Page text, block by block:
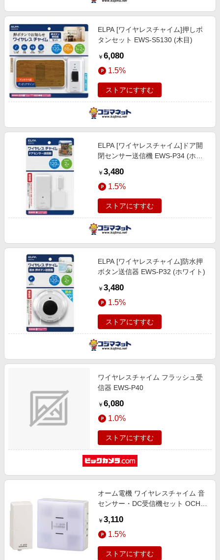
ELPA [ワイヤレスチャイム]押しボ
タンセット EWS-S5130 (木目)
￥ 6,080
1.5%
ストアにすすむ
ELPA [ワイヤレスチャイム]ドア開
閉センサー送信機 EWS-P34 (ホワ
￥ 3,480
1.5%
ストアにすすむ
ELPA [ワイヤレスチャイム]防水押
ボタン送信器 EWS-P32 (ホワイト)
￥ 3,480
1.5%
ストアにすすむ
ワイヤレスチャイム フラッシュ受
信器 EWS-P40
￥ 6,080
1.0%
ストアにすすむ
オーム電機 ワイヤレスチャイム 音
センサー・DC受信機セット OCH-
￥ 3,110
1.5%
ストアにすすむ